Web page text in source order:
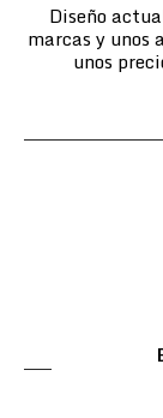
Diseño
marcas y unos
unos